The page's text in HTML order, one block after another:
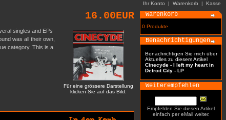
Ihr Konto | Warenkorb | Kasse
16.00EUR
Für eine grössere Darstellung
klicken Sie auf das Bild.
singles and EPs
was all their own,
category. This is a
Warenkorb
0 Produkte
Benachrichtigungen
Benachrichtigen Sie mich über
Aktuelles zu diesem Artikel
Cinecyde - I left my heart in
Detroit City - LP
Weiterempfehlen
Empfehlen Sie diesen Artikel
einfach per eMail weiter.